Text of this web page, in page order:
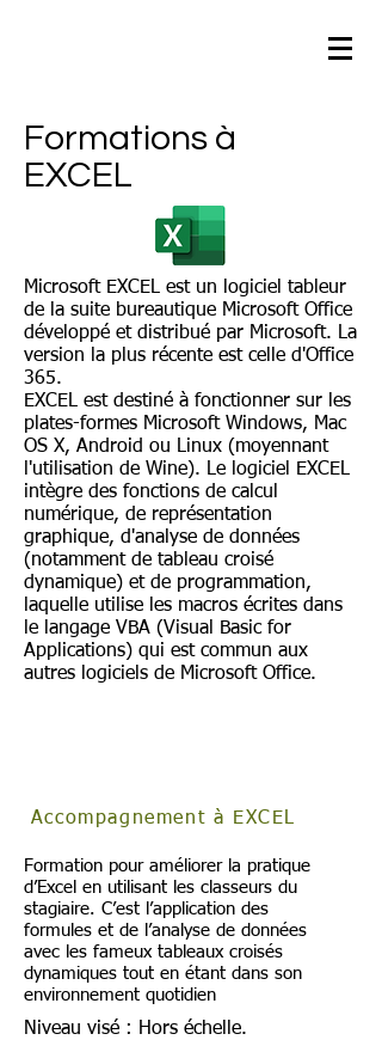
Formations à
EXCEL
Microsoft EXCEL est un logiciel tableur
de la suite bureautique Microsoft Office
développé et distribué par Microsoft. La
version la plus récente est celle d'Office
365.
EXCEL est destiné à fonctionner sur les
plates-formes Microsoft Windows, Mac
OS X, Android ou Linux (moyennant
l'utilisation de Wine). Le logiciel EXCEL
intègre des fonctions de calcul
numérique, de représentation
graphique, d'analyse de données
(notamment de tableau croisé
dynamique) et de programmation,
laquelle utilise les macros écrites dans
le langage VBA (Visual Basic for
Applications) qui est commun aux
autres logiciels de Microsoft Office.
Accompagnement à EXCEL
Formation pour améliorer la pratique
d’Excel en utilisant les classeurs du
stagiaire. C’est l’application des
formules et de l’analyse de données
avec les fameux tableaux croisés
dynamiques tout en étant dans son
environnement quotidien
Niveau visé : Hors échelle.